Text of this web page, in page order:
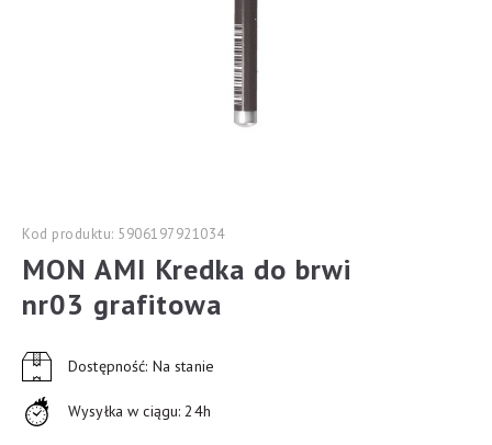
Kod produktu: 5906197921034
MON AMI Kredka do brwi
nr03 grafitowa
Dostępność: Na stanie
Wysyłka w ciągu: 24h